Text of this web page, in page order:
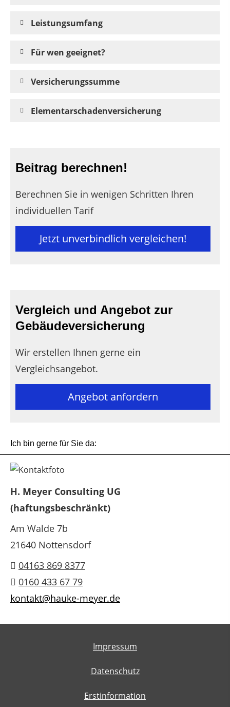
Leistungsumfang
Für wen geeignet?
Versicherungssumme
Elementarschadenversicherung
Beitrag berechnen!
Berechnen Sie in wenigen Schritten Ihren
individuellen Tarif
Jetzt unverbindlich vergleichen!
Vergleich und Angebot zur
Gebäudeversicherung
Wir erstellen Ihnen gerne ein
Vergleichsangebot.
Angebot anfordern
Ich bin gerne für Sie da:
H. Meyer Consulting UG
(haftungsbeschränkt)
Am Walde 7b
21640 Nottensdorf
04163 869 8377
0160 433 67 79
kontakt@hauke-meyer.de
Impressum
Datenschutz
Erstinformation